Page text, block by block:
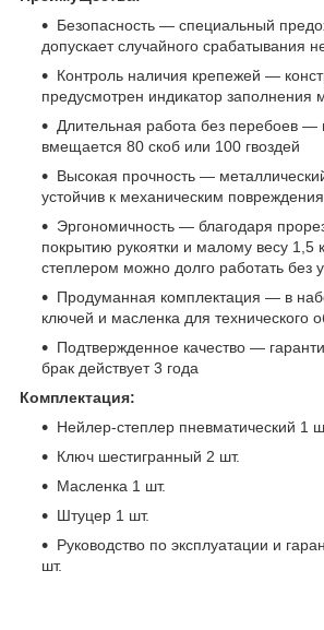
Безопасность — специальный
допускает случайного срабатывания
Контроль наличия крепежей —
предусмотрен индикатор заполнения
Длительная работа без перебоев —
вмещается 80 скоб или 100 гвоздей
Высокая прочность —
устойчив к механическим
Эргономичность — благодаря
покрытию рукоятки и малому весу 1,5
степлером можно долго работать без
Продуманная комплектация — в
ключей и масленка для технического
Подтвержденное качество —
брак действует 3 года
Комплектация:
Нейлер-степлер пневматический 1
Ключ шестигранный 2 шт.
Масленка 1 шт.
Штуцер 1 шт.
Руководство по эксплуатации и
шт.